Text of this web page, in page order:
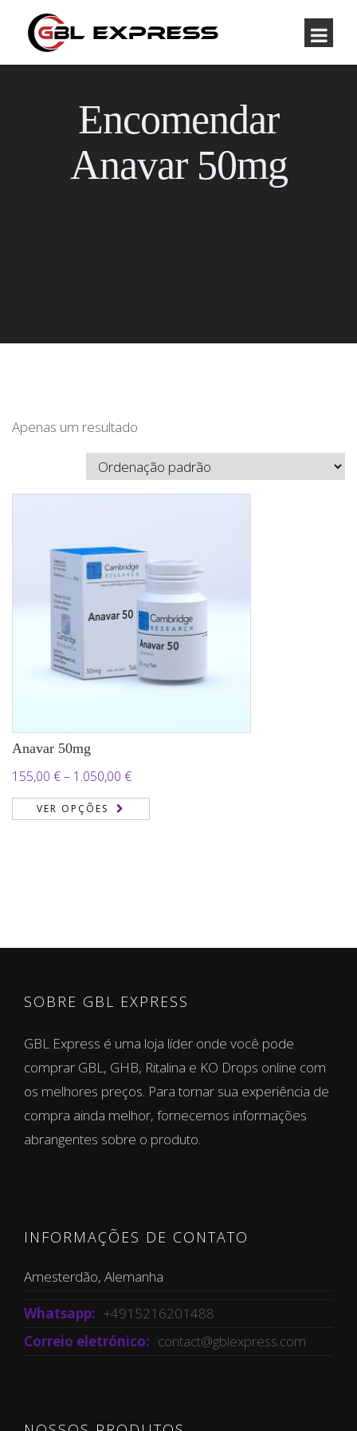
Encomendar
Anavar 50mg
Apenas um resultado
Anavar 50mg
155,00 €– 1.050,00 €Price
range:
155,00 €
VER OPÇÕES
SOBRE GBL EXPRESS
GBL Express é uma loja líder onde você pode
comprar GBL, GHB, Ritalina e KO Drops online com
os melhores preços. Para tornar sua experiência de
compra ainda melhor, fornecemos informações
abrangentes sobre o produto.
INFORMAÇÕES DE CONTATO
Amesterdão, Alemanha
Whatsapp: +4915216201488
Correio eletrónico: contact@gblexpress.com